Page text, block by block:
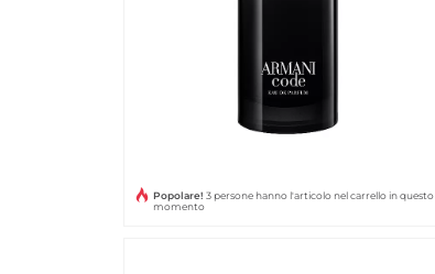
Popolare! 3 persone hanno l'articolo nel carrello in questo
momento